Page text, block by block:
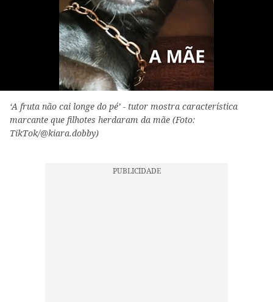
‘A fruta não cai longe do pé’ - tutor mostra característica
marcante que filhotes herdaram da mãe (Foto:
TikTok/@kiara.dobby)